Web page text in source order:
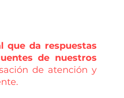
que da respuestas
de nuestros
de atención y